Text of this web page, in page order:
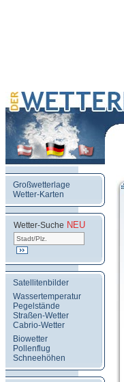
Großwetterlage
Wetter-Karten
Wetter-Suche NEU
Satellitenbilder
Wassertemperatur
Pegelstände
Straßen-Wetter
Cabrio-Wetter
Biowetter
Pollenflug
Schneehöhen